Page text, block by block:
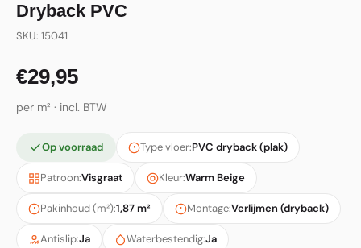
Dryback PVC
SKU: 15041
€29,95
per m² · incl. BTW
Op voorraad Type vloer:PVC dryback (plak)
Patroon:Visgraat Kleur:Warm Beige
Pakinhoud (m²):1,87 m² Montage:Verlijmen (dryback)
Antislip:Ja Waterbestendig:Ja